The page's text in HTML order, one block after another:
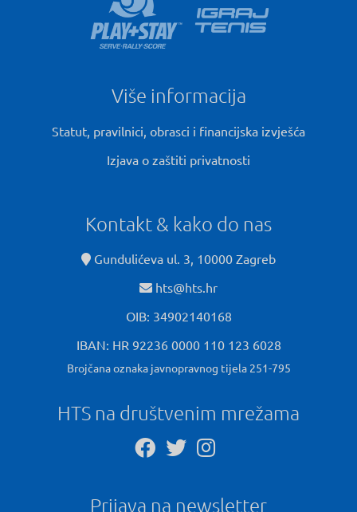
Više informacija
Statut, pravilnici, obrasci i financijska izvješća
Izjava o zaštiti privatnosti
Kontakt & kako do nas
Gundulićeva ul. 3, 10000 Zagreb
hts@hts.hr
OIB: 34902140168
IBAN: HR 92236 0000 110 123 6028
Brojčana oznaka javnopravnog tijela 251-795
HTS na društvenim mrežama
Prijava na newsletter